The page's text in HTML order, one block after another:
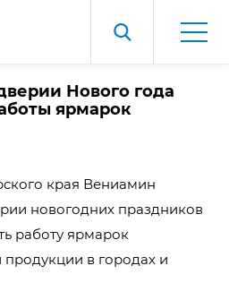
Нового года
ярмарок‍
края Вениамин
новогодних праздников
работу ярмарок
продукции в городах и